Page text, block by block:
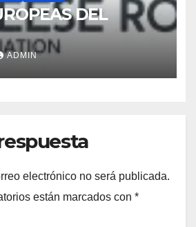
DEL
ADMIN
electrónico no será publicada.
están marcados con *